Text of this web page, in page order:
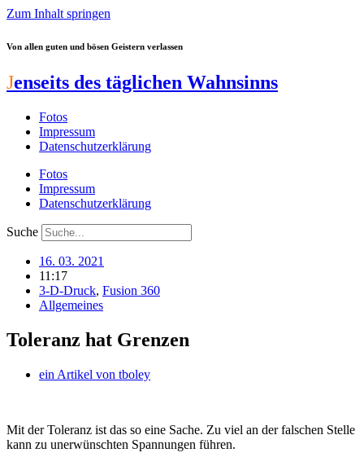
Zum Inhalt springen
Von allen guten und bösen Geistern verlassen
Jenseits des täglichen Wahnsinns
Fotos
Impressum
Datenschutzerklärung
Fotos
Impressum
Datenschutzerklärung
Suche
16. 03. 2021
11:17
3-D-Druck, Fusion 360
Allgemeines
Toleranz hat Grenzen
ein Artikel von tboley
Mit der Toleranz ist das so eine Sache. Zu viel an der falschen Stelle
kann zu unerwünschten Spannungen führen.